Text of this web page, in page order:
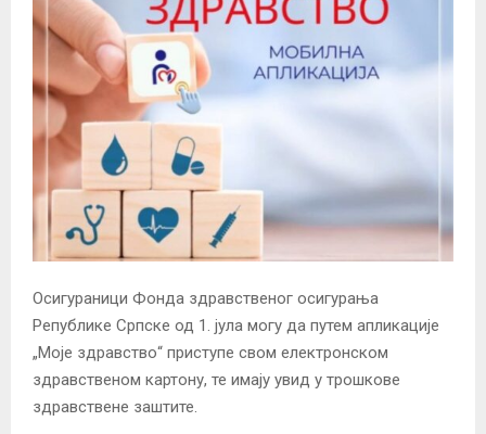
Осигураници Фонда здравственог осигурања
Републике Српске од 1. јула могу да путем апликације
„Моје здравство“ приступе свом електронском
здравственом картону, те имају увид у трошкове
здравствене заштите.